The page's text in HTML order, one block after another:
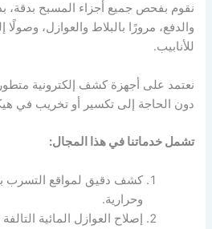
نقوم بفحص جميع أجزاء المسبح
والدفع، مرورًا بالبلاط والعوازل، وصولًا
للأنابيب.
نعتمد على أجهزة كشف إلكترونية
دون الحاجة إلى تكسير أو تخريب في
تشمل خدماتنا في هذا المجال:
كشف دقيق لمواقع التسرب
وحرارية.
إصلاح العوازل المائية